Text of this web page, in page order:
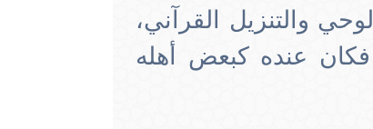
والتنزيل القرآني،
عنده كبعض أهله